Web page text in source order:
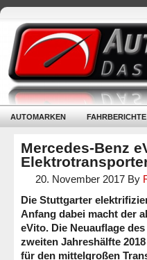
AUTOMARKEN FAHRBERICHTE
Mercedes-Benz
20. November 2017 By
Die Stuttgarter
Anfang dabei macht der
eVito. Die Neuauflage
zweiten Jahreshälfte
für den mittelgroßen